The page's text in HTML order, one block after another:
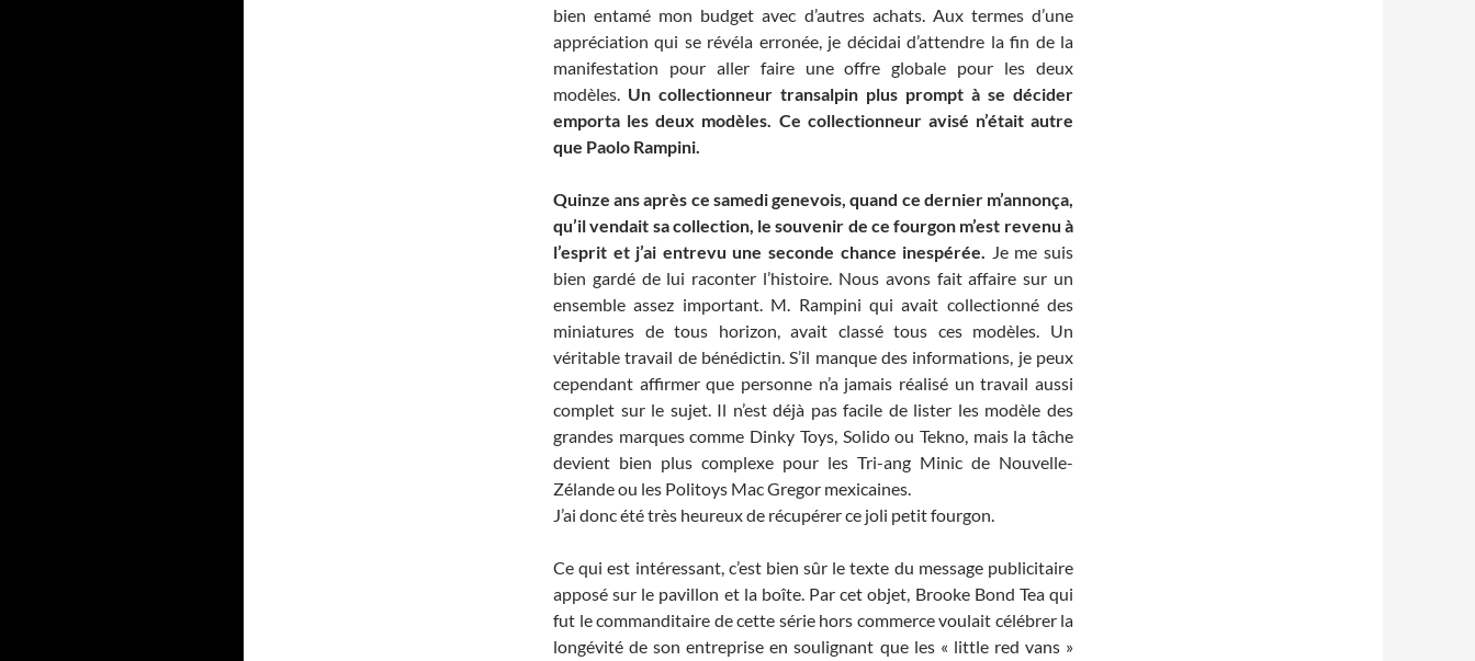
bien entamé mon budget avec d’autres achats. Aux termes d’une
appréciation qui se révéla erronée, je décidai d’attendre la fin de la
manifestation pour aller faire une offre globale pour les deux
modèles. Un collectionneur transalpin plus prompt à se décider
emporta les deux modèles. Ce collectionneur avisé n’était autre
que Paolo Rampini.
Quinze ans après ce samedi genevois, quand ce dernier m’annonça,
qu’il vendait sa collection, le souvenir de ce fourgon m’est revenu à
l’esprit et j’ai entrevu une seconde chance inespérée. Je me suis
bien gardé de lui raconter l’histoire. Nous avons fait affaire sur un
ensemble assez important. M. Rampini qui avait collectionné des
miniatures de tous horizon, avait classé tous ces modèles. Un
véritable travail de bénédictin. S’il manque des informations, je peux
cependant affirmer que personne n’a jamais réalisé un travail aussi
complet sur le sujet. Il n’est déjà pas facile de lister les modèle des
grandes marques comme Dinky Toys, Solido ou Tekno, mais la tâche
devient bien plus complexe pour les Tri-ang Minic de Nouvelle-
Zélande ou les Politoys Mac Gregor mexicaines.
J’ai donc été très heureux de récupérer ce joli petit fourgon.
Ce qui est intéressant, c’est bien sûr le texte du message publicitaire
apposé sur le pavillon et la boîte. Par cet objet, Brooke Bond Tea qui
fut le commanditaire de cette série hors commerce voulait célébrer la
longévité de son entreprise en soulignant que les « little red vans »